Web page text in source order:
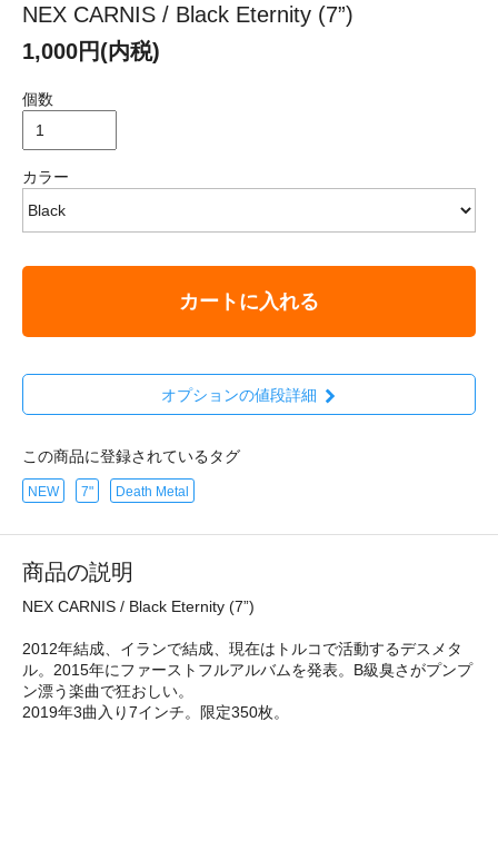
NEX CARNIS / Black Eternity (7”)
1,000円(内税)
個数
カラー
カートに入れる
オプションの値段詳細
この商品に登録されているタグ
NEW 7" Death Metal
商品の説明
NEX CARNIS / Black Eternity (7”)
2012年結成、イランで結成、現在はトルコで活動するデスメタ
ル。2015年にファーストフルアルバムを発表。B級臭さがプンプ
ン漂う楽曲で狂おしい。
2019年3曲入り7インチ。限定350枚。